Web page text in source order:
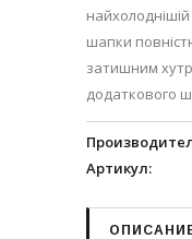
шапки
затишним
додаткового
Артикул: